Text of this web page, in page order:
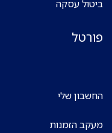
ביטול עסקה
פורטל
החשבון שלי
מעקב הזמנות